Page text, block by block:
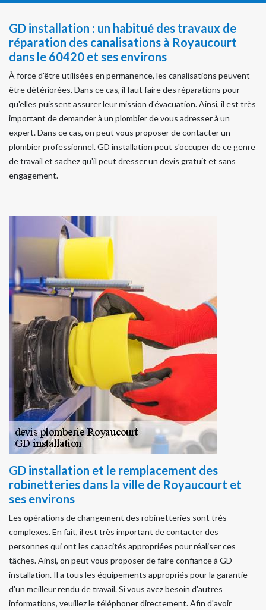
GD installation : un habitué des travaux de
réparation des canalisations à Royaucourt
dans le 60420 et ses environs
À force d'être utilisées en permanence, les canalisations peuvent
être détériorées. Dans ce cas, il faut faire des réparations pour
qu'elles puissent assurer leur mission d'évacuation. Ainsi, il est très
important de demander à un plombier de vous adresser à un
expert. Dans ce cas, on peut vous proposer de contacter un
plombier professionnel. GD installation peut s'occuper de ce genre
de travail et sachez qu'il peut dresser un devis gratuit et sans
engagement.
GD installation et le remplacement des
robinetteries dans la ville de Royaucourt et
ses environs
Les opérations de changement des robinetteries sont très
complexes. En fait, il est très important de contacter des
personnes qui ont les capacités appropriées pour réaliser ces
tâches. Ainsi, on peut vous proposer de faire confiance à GD
installation. Il a tous les équipements appropriés pour la garantie
d'un meilleur rendu de travail. Si vous avez besoin d'autres
informations, veuillez le téléphoner directement. Afin d'avoir